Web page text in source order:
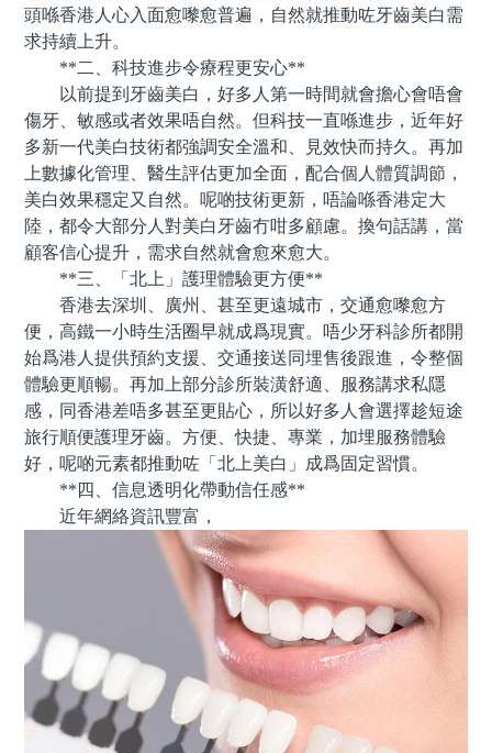
頭喺香港人心入面愈嚟愈普遍，自然就推動咗牙齒美白需
求持續上升。
**二、科技進步令療程更安心**
以前提到牙齒美白，好多人第一時間就會擔心會唔會
傷牙、敏感或者效果唔自然。但科技一直喺進步，近年好
多新一代美白技術都強調安全溫和、見效快而持久。再加
上數據化管理、醫生評估更加全面，配合個人體質調節，
美白效果穩定又自然。呢啲技術更新，唔論喺香港定大
陸，都令大部分人對美白牙齒冇咁多顧慮。換句話講，當
顧客信心提升，需求自然就會愈來愈大。
**三、「北上」護理體驗更方便**
香港去深圳、廣州、甚至更遠城市，交通愈嚟愈方
便，高鐵一小時生活圈早就成爲現實。唔少牙科診所都開
始爲港人提供預約支援、交通接送同埋售後跟進，令整個
體驗更順暢。再加上部分診所裝潢舒適、服務講求私隱
感，同香港差唔多甚至更貼心，所以好多人會選擇趁短途
旅行順便護理牙齒。方便、快捷、專業，加埋服務體驗
好，呢啲元素都推動咗「北上美白」成爲固定習慣。
**四、信息透明化帶動信任感**
近年網絡資訊豐富，